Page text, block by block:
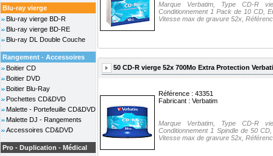
Blu-ray vierge
Blu-ray vierge BD-R
Blu-ray vierge BD-RE
Blu-ray DL Double Couche
Rangement - Accessoires
Boitier CD
Boitier DVD
Boitier Blu-Ray
Pochettes CD&DVD
Malette - Portefeuille CD&DVD
Malette DJ - Rangements
Accessoires CD&DVD
Pro - Duplication - Médical
Marque Verbatim, Type CD-R
Conditionnement 1 Pack de 10 CD,
Vitesse max de gravure 52x,
50 CD-R vierge 52x 700Mo Extra Protection
Référence : 43351
Fabricant : Verbatim
Marque Verbatim, Type CD-R
Conditionnement 1 Spindle de 50
Vitesse max de gravure 52x,